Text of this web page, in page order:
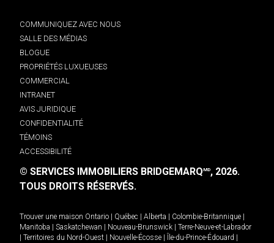
COMMUNIQUEZ AVEC NOUS
SALLE DES MÉDIAS
BLOGUE
PROPRIÉTÉS LUXUEUSES
COMMERCIAL
INTRANET
AVIS JURIDIQUE
CONFIDENTIALITÉ
TÉMOINS
ACCESSIBILITÉ
© SERVICES IMMOBILIERS BRIDGEMARQMD, 2026.
TOUS DROITS RÉSERVÉS.
Trouver une maison Ontario Québec Alberta Colombie-Britannique
Manitoba
Saskatchewan Nouveau-Brunswick
Terre-Neuve-et-Labrador
Territoires du Nord-Ouest Nouvelle-Écosse Île-du-Prince-Édouard